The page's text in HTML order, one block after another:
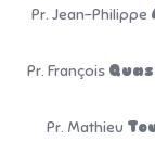
Pr. Jean-Philippe
Pr. François
Pr. Mathieu